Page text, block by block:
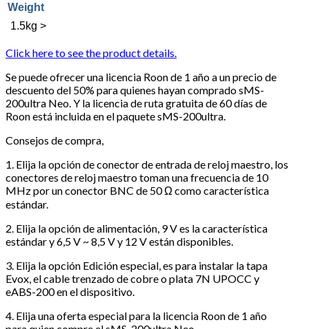
Weight
1.5kg >
Click here to see the product details.
Se puede ofrecer una licencia Roon de 1 año a un precio de
descuento del 50% para quienes hayan comprado sMS-
200ultra Neo. Y la licencia de ruta gratuita de 60 días de
Roon está incluida en el paquete sMS-200ultra.
Consejos de compra,
1. Elija la opción de conector de entrada de reloj maestro, los
conectores de reloj maestro toman una frecuencia de 10
MHz por un conector BNC de 50 Ω como característica
estándar.
2. Elija la opción de alimentación, 9 V es la característica
estándar y 6,5 V ~ 8,5 V y 12 V están disponibles.
3. Elija la opción Edición especial, es para instalar la tapa
Evox, el cable trenzado de cobre o plata 7N UPOCC y
eABS-200 en el dispositivo.
4. Elija una oferta especial para la licencia Roon de 1 año